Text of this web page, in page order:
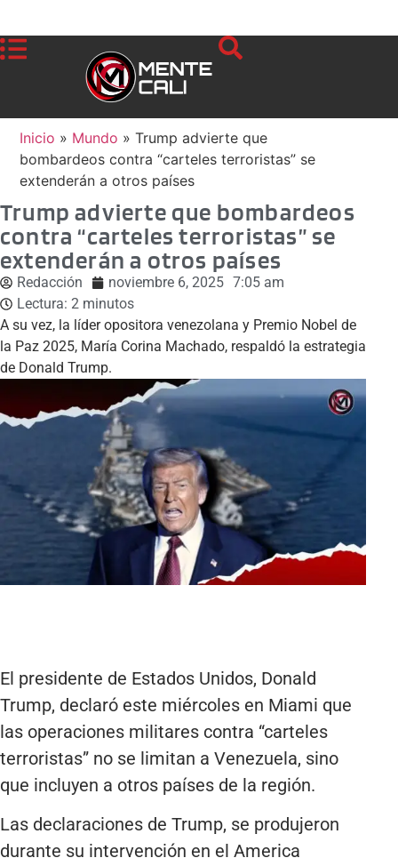
Inicio » Mundo »Trump advierte que
bombardeos contra “carteles terroristas” se
extenderán a otros países
Trump advierte que bombardeos
contra “carteles terroristas” se
extenderán a otros países
Redacción noviembre 6, 2025 7:05 am
Lectura: 2 minutos
A su vez, la líder opositora venezolana y Premio Nobel de
la Paz 2025, María Corina Machado, respaldó la estrategia
de Donald Trump.
El presidente de Estados Unidos, Donald
Trump, declaró este miércoles en Miami que
las operaciones militares contra “carteles
terroristas” no se limitan a Venezuela, sino
que incluyen a otros países de la región.
Las declaraciones de Trump, se produjeron
durante su intervención en el America